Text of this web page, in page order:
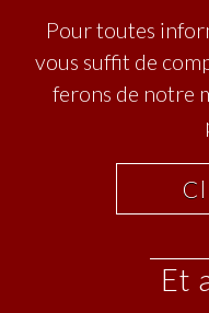
Pour toutes
vous suffit de
ferons de notre